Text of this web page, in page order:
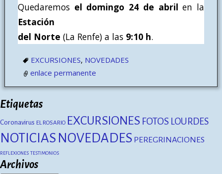
Quedaremos el domingo 24 de abril en la
Estación
del Norte (La Renfe) a las 9:10 h.
EXCURSIONES, NOVEDADES
enlace permanente
Etiquetas
Coronavirus EL ROSARIO EXCURSIONES FOTOS LOURDES
NOTICIAS NOVEDADES PEREGRINACIONES
REFLEXIONES TESTIMONIOS
Archivos